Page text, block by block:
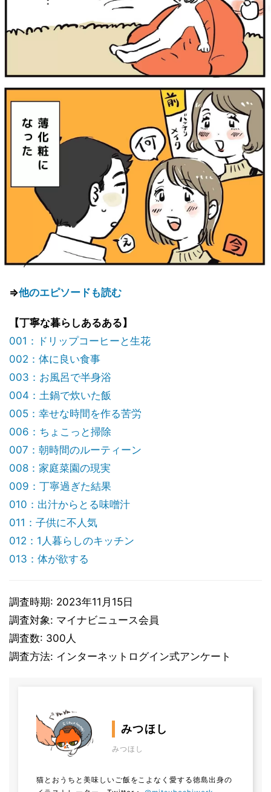
⇒他のエピソードも読む
【丁寧な暮らしあるある】
001：ドリップコーヒーと生花
002：体に良い食事
003：お風呂で半身浴
004：土鍋で炊いた飯
005：幸せな時間を作る苦労
006：ちょこっと掃除
007：朝時間のルーティーン
008：家庭菜園の現実
009：丁寧過ぎた結果
010：出汁からとる味噌汁
011：子供に不人気
012：1人暮らしのキッチン
013：体が欲する
調査時期: 2023年11月15日
調査対象: マイナビニュース会員
調査数: 300人
調査方法: インターネットログイン式アンケート
みつほし
みつほし
猫とおうちと美味しいご飯をこよなく愛する徳島出身の